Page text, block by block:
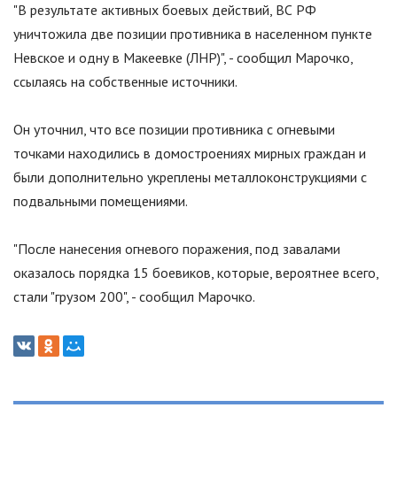
"В результате активных боевых действий, ВС РФ
уничтожила две позиции противника в населенном пункте
Невское и одну в Макеевке (ЛНР)", - сообщил Марочко,
ссылаясь на собственные источники.
Он уточнил, что все позиции противника с огневыми
точками находились в домостроениях мирных граждан и
были дополнительно укреплены металлоконструкциями с
подвальными помещениями.
"После нанесения огневого поражения, под завалами
оказалось порядка 15 боевиков, которые, вероятнее всего,
стали "грузом 200", - сообщил Марочко.